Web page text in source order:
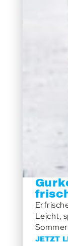
Leicht,
JETZT